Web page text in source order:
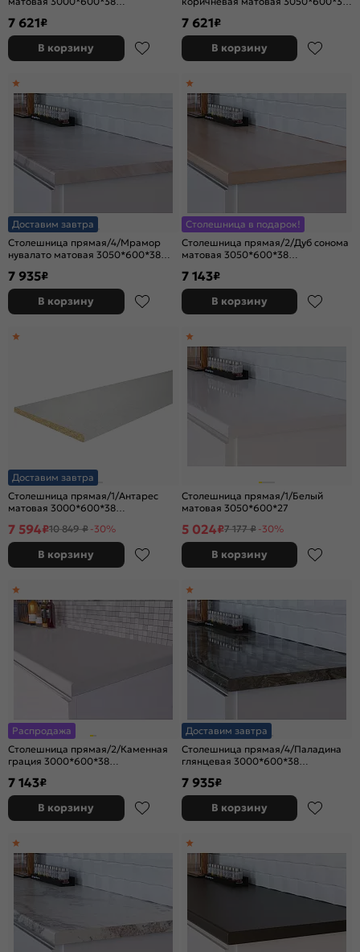
7 621₽
В корзину
7 621₽
В корзину
Доставим завтра
Столешница прямая/4/Мрамор
нувалато матовая 3050*600*38
7 935₽
В корзину
Столешница в подарок!
Столешница прямая/2/Дуб сонома
матовая 3050*600*38
7 143₽
В корзину
Доставим завтра
Столешница прямая/1/Антарес
матовая 3000*600*38
7 594₽10 849 ₽ -30%
В корзину
Столешница прямая/1/Белый
матовая 3050*600*27
5 024₽7 177 ₽ -30%
В корзину
Распродажа
Столешница прямая/2/Каменная
грация 3000*600*38
7 143₽
В корзину
Доставим завтра
Столешница прямая/4/Паладина
глянцевая 3000*600*38
7 935₽
В корзину